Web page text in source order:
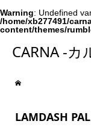
Warning: Undefined
/home/xb277491/
content/themes/
CARNA -カ
LAMDASH